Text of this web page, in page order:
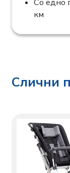
км
Слични